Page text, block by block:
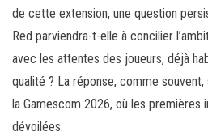
de cette extension, une question
Red parviendra-t-elle à concilier
avec les attentes des joueurs, déjà
qualité ? La réponse, comme
la Gamescom 2026, où les premières
dévoilées.